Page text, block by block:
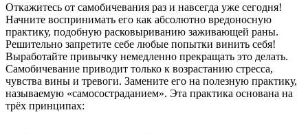
Откажитесь от самобичевания раз и навсегда уже сегодня!
Начните воспринимать его как абсолютно вредоносную
практику, подобную расковыриванию заживающей раны.
Решительно запретите себе любые попытки винить себя!
Выработайте привычку немедленно прекращать это делать.
Самобичевание приводит только к возрастанию стресса,
чувства вины и тревоги. Замените его на полезную практику,
называемую «самосостраданием». Эта практика основана на
трёх принципах: